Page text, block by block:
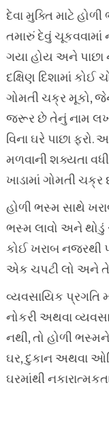
દેવા મુક્તિ માટે
તમારું દેવું
ગયા હોય અને પાછા
દક્ષિણ દિશામાં કોઈ
ગોમતી ચક્ર મૂકો,
જરૂર છે તેનું નામ
વિના ઘરે પાછા ફરો.
મળવાની શક્યતા
ખાડામાં ગોમતી ચક્ર
હોળી ભસ્મ સાથે
ભસ્મ લાવો અને
કોઈ ખરાબ નજરથી
એક ચપટી લો અને
વ્યવસાયિક પ્રગતિ
નોકરી અથવા
નથી, તો હોળી
ઘર, દુકાન અથવા
ઘરમાંથી